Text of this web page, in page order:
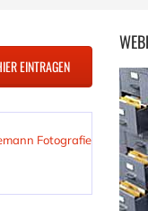
Fotografie